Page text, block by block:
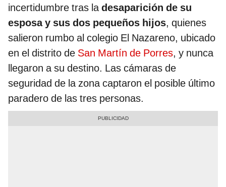
incertidumbre tras ladesaparición de su
esposa y sus dos pequeños hijos, quienes
salieron rumbo al colegio El Nazareno, ubicado
en el distrito de San Martín de Porres, y nunca
llegaron a su destino. Las cámaras de
seguridad de la zona captaron el posible último
paradero de las tres personas.